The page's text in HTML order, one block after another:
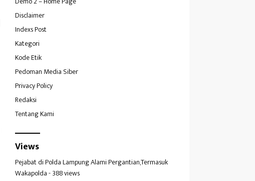
Disclaimer
Indexs Post
Kategori
Kode Etik
Pedoman Media Siber
Privacy Policy
Redaksi
Tentang Kami
Views
Pejabat di Polda Lampung Alami Pergantian,Termasuk
Wakapolda- 388 views